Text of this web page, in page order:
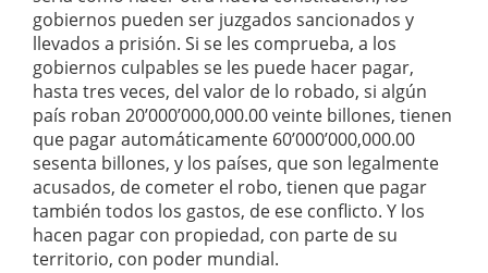
gobiernos pueden ser juzgados sancionados y
llevados a prisión. Si se les comprueba, a los
gobiernos culpables se les puede hacer pagar,
hasta tres veces, del valor de lo robado, si algún
país roban 20’000’000,000.00 veinte billones, tienen
que pagar automáticamente 60’000’000,000.00
sesenta billones, y los países, que son legalmente
acusados, de cometer el robo, tienen que pagar
también todos los gastos, de ese conflicto. Y los
hacen pagar con propiedad, con parte de su
territorio, con poder mundial.